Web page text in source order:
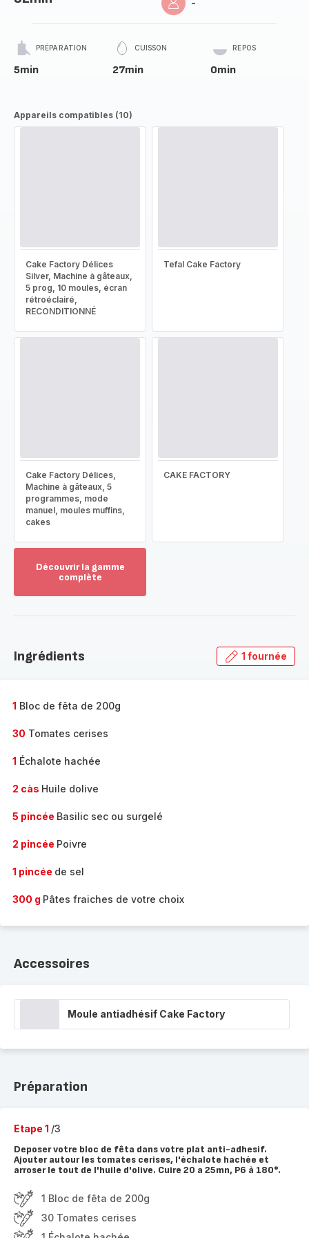
-
PRÉPARATION
5min
CUISSON
27min
REPOS
0min
Appareils compatibles (10)
Cake Factory Délices
Silver, Machine à gâteaux,
5 prog, 10 moules, écran
rétroéclairé,
RECONDITIONNÉ
Tefal Cake Factory
Cake Factory Délices,
Machine à gâteaux, 5
programmes, mode
manuel, moules muffins,
cakes
CAKE FACTORY
Découvrir la gamme
complète
gamme
Ingrédients 1 fournée
1 Bloc de fêta de 200g
30 Tomates cerises
1 Échalote hachée
2 càs Huile dolive
5 pincée Basilic sec ou surgelé
2 pincée Poivre
1 pincée de sel
300 g Pâtes fraiches de votre choix
Accessoires
Moule antiadhésif Cake Factory
Préparation
Etape 1 /3
Deposer votre bloc de fêta dans votre plat anti-adhesif.
Ajouter autour les tomates cerises, l'échalote hachée et
arroser le tout de l'huile d'olive. Cuire 20 a 25mn, P6 à 180°.
1 Bloc de fêta de 200g
30 Tomates cerises